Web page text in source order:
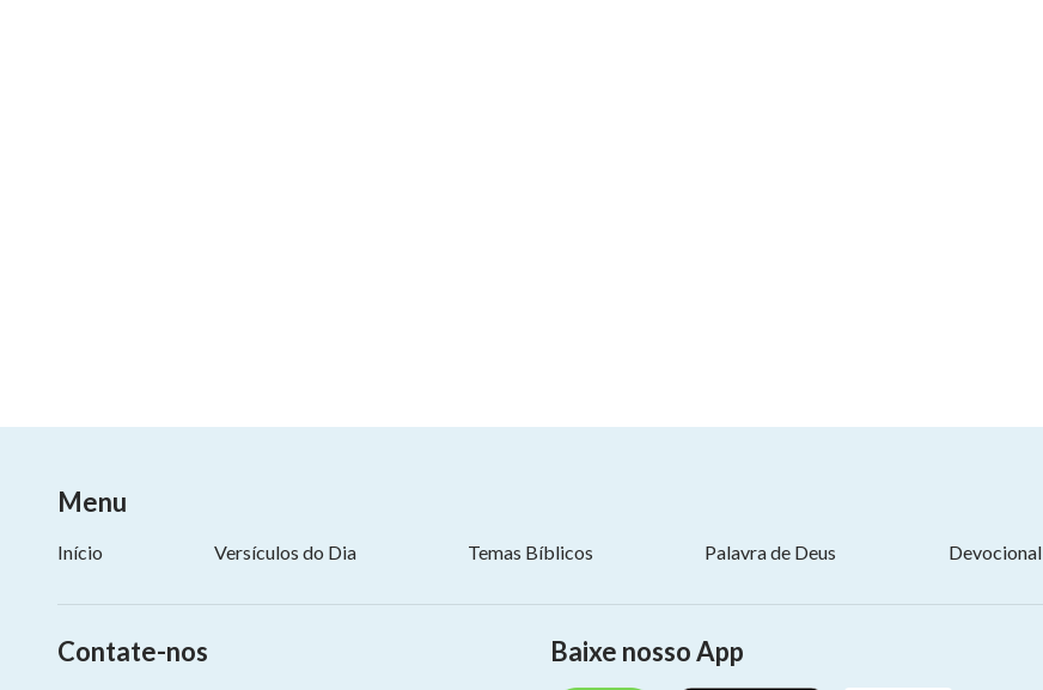
Menu
Início Versículos do Dia Temas Bíblicos Palavra de Deus Devocional
Contate-nos Baixe nosso App